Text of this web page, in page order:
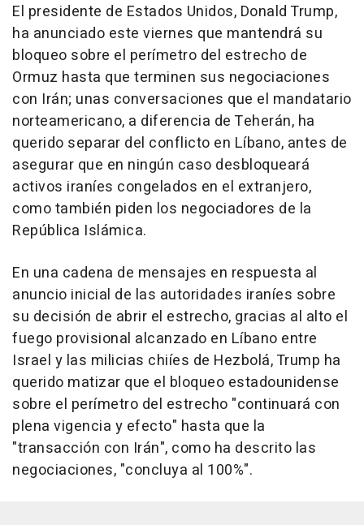
El presidente de Estados Unidos, Donald Trump,
ha anunciado este viernes que mantendrá su
bloqueo sobre el perímetro del estrecho de
Ormuz hasta que terminen sus negociaciones
con Irán; unas conversaciones que el mandatario
norteamericano, a diferencia de Teherán, ha
querido separar del conflicto en Líbano, antes de
asegurar que en ningún caso desbloqueará
activos iraníes congelados en el extranjero,
como también piden los negociadores de la
República Islámica.
En una cadena de mensajes en respuesta al
anuncio inicial de las autoridades iraníes sobre
su decisión de abrir el estrecho, gracias al alto el
fuego provisional alcanzado en Líbano entre
Israel y las milicias chiíes de Hezbolá, Trump ha
querido matizar que el bloqueo estadounidense
sobre el perímetro del estrecho "continuará con
plena vigencia y efecto" hasta que la
"transacción con Irán", como ha descrito las
negociaciones, "concluya al 100%".